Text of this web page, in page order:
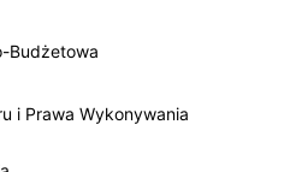
Budżetowa
i Prawa Wykonywania